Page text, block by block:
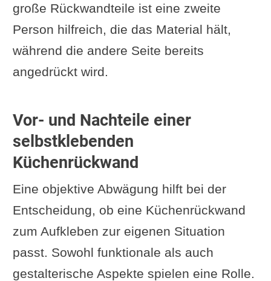
große Rückwandteile ist eine zweite
Person hilfreich, die das Material hält,
während die andere Seite bereits
angedrückt wird.
Vor- und Nachteile einer
selbstklebenden
Küchenrückwand
Eine objektive Abwägung hilft bei der
Entscheidung, ob eine Küchenrückwand
zum Aufkleben zur eigenen Situation
passt. Sowohl funktionale als auch
gestalterische Aspekte spielen eine Rolle.